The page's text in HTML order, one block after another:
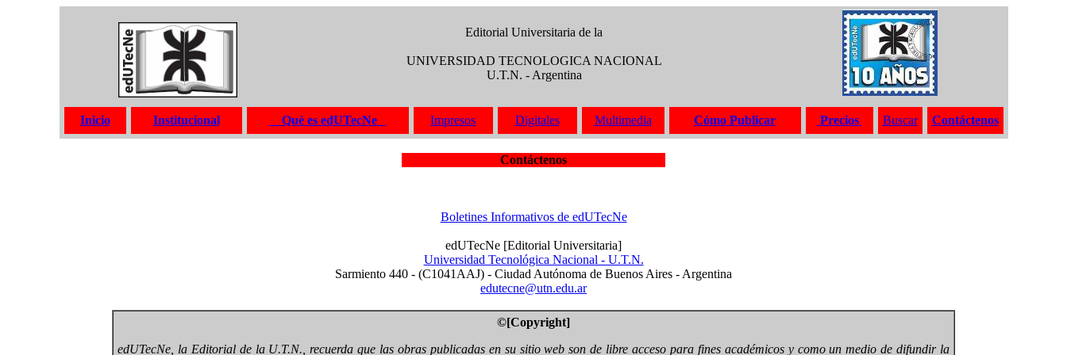
Editorial Universitaria de la
UNIVERSIDAD TECNOLOGICA NACIONAL
U.T.N. - Argentina
Inicio Institucional Qué es edUTecNe Impresos Digitales Multimedia Cómo Publicar Precios Buscar Contáctenos
Contáctenos
Boletines Informativos de edUTecNe
edUTecNe [Editorial Universitaria]
Universidad Tecnológica Nacional - U.T.N.
Sarmiento 440 - (C1041AAJ) - Ciudad Autónoma de Buenos Aires - Argentina
edutecne@utn.edu.ar
©[Copyright]
edUTecNe, la Editorial de la U.T.N., recuerda que las obras publicadas en su sitio web son de libre acceso para fines académicos y como un medio de difundir la